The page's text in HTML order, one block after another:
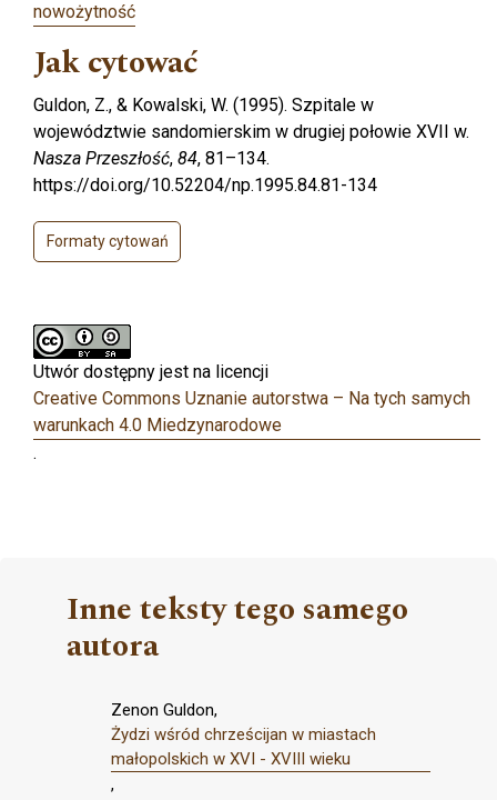
nowożytność
Jak cytować
Guldon, Z., & Kowalski, W. (1995). Szpitale w
województwie sandomierskim w drugiej połowie XVII w.
Nasza Przeszłość, 84, 81–134.
https://doi.org/10.52204/np.1995.84.81-134
Formaty cytowań
Utwór dostępny jest na licencji
Creative Commons Uznanie autorstwa – Na tych samych
warunkach 4.0 Miedzynarodowe
.
Inne teksty tego samego
autora
Zenon Guldon,
Żydzi wśród chrześcijan w miastach
małopolskich w XVI - XVIII wieku
,